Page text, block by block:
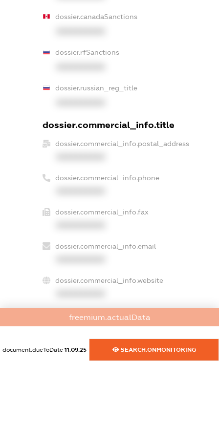
dossier.canadaSanctions
dossier.rfSanctions
dossier.russian_reg_title
dossier.commercial_info.title
dossier.commercial_info.postal_address
dossier.commercial_info.phone
dossier.commercial_info.fax
dossier.commercial_info.email
dossier.commercial_info.website
dossier.commercial_info.activity
XXXXXXXXXX
freemium.actualData
document.dueToDate 11.09.25 SEARCH.ONMONITORING